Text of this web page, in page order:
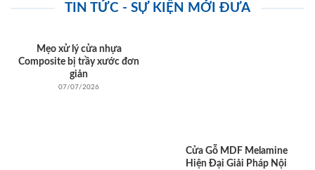
TIN TỨC - SỰ KIỆN MỚI ĐƯA
Mẹo xử lý cửa nhựa
Composite bị trầy xước đơn
giản
07/07/2026
Cửa Gỗ MDF Melamine
Hiện Đại Giải Pháp Nội